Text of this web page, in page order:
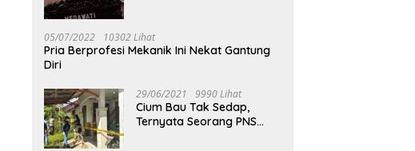
05/07/2022 10302 Lihat
Pria Berprofesi Mekanik Ini Nekat Gantung
Diri
29/06/2021 9990 Lihat
Cium Bau Tak Sedap,
Ternyata Seorang PNS